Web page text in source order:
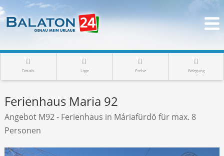
Details Lage Preise Belegung
Ferienhaus Maria 92
Angebot M92 - Ferienhaus in Máriafürdö für max. 8
Personen